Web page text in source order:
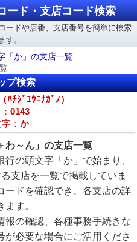
ード・支店コード検索
ードや店番、支店番号を簡単に検索
す。
「か」の支店一覧
プ検索
ﾊﾁｼﾞﾕｳﾆﾅｶﾞﾉ）
0143
： か
わ～ん」の支店一覧
の頭文字「か」で始まり、
支店を一覧で掲載していま
ードを確認でき、各支店の詳
す。
報の確認、各種事務手続きな
が必要な場合にご活用くださ